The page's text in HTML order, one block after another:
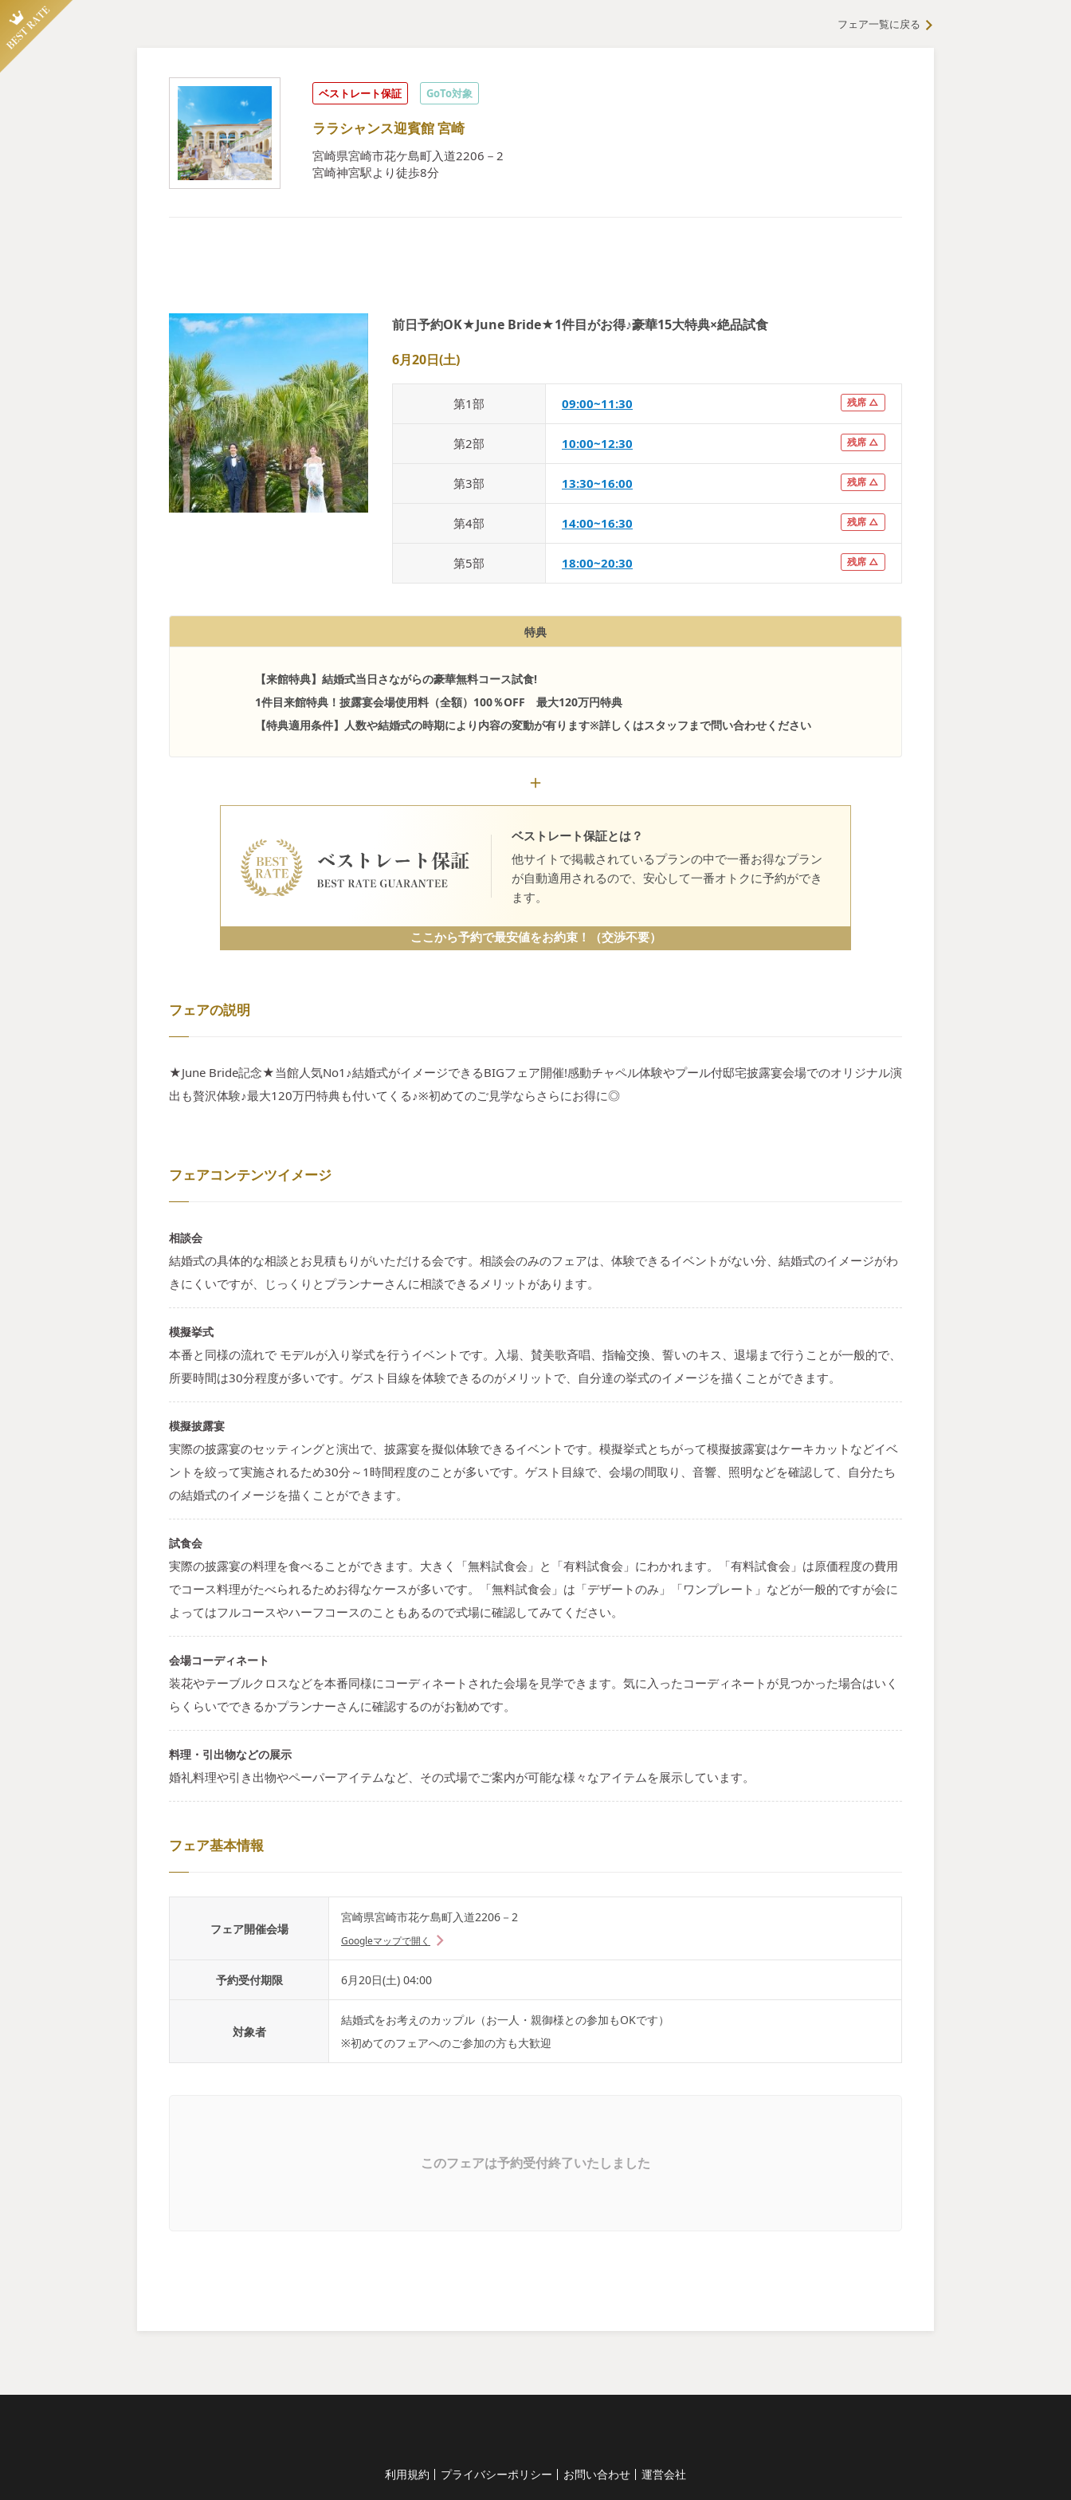
フェア一覧に戻る
ベストレート保証 GoTo対象
ララシャンス迎賓館 宮崎
宮崎県宮崎市花ケ島町入道2206－2
宮崎神宮駅より徒歩8分
前日予約OK★June Bride★1件目がお得♪豪華15大特典×絶品試食
6月20日(土)
第1部 09:00~11:30 残席 △
第2部 10:00~12:30 残席 △
第3部 13:30~16:00 残席 △
第4部 14:00~16:30 残席 △
第5部 18:00~20:30 残席 △
特典
【来館特典】結婚式当日さながらの豪華無料コース試食!
1件目来館特典！披露宴会場使用料（全額）100％OFF 最大120万円特典
【特典適用条件】人数や結婚式の時期により内容の変動が有ります※詳しくはスタッフまで問い合わせください
ベストレート保証とは？
他サイトで掲載されているプランの中で一番お得なプラン
が自動適用されるので、安心して一番オトクに予約ができ
ます。
ここから予約で最安値をお約束！（交渉不要）
フェアの説明
★June Bride記念★当館人気No1♪結婚式がイメージできるBIGフェア開催!感動チャペル体験やプール付邸宅披露宴会場でのオリジナル演
出も贅沢体験♪最大120万円特典も付いてくる♪※初めてのご見学ならさらにお得に◎
フェアコンテンツイメージ
相談会
結婚式の具体的な相談とお見積もりがいただける会です。相談会のみのフェアは、体験できるイベントがない分、結婚式のイメージがわ
きにくいですが、じっくりとプランナーさんに相談できるメリットがあります。
模擬挙式
本番と同様の流れで モデルが入り挙式を行うイベントです。入場、賛美歌斉唱、指輪交換、誓いのキス、退場まで行うことが一般的で、
所要時間は30分程度が多いです。ゲスト目線を体験できるのがメリットで、自分達の挙式のイメージを描くことができます。
模擬披露宴
実際の披露宴のセッティングと演出で、披露宴を擬似体験できるイベントです。模擬挙式とちがって模擬披露宴はケーキカットなどイベ
ントを絞って実施されるため30分～1時間程度のことが多いです。ゲスト目線で、会場の間取り、音響、照明などを確認して、自分たち
の結婚式のイメージを描くことができます。
試食会
実際の披露宴の料理を食べることができます。大きく「無料試食会」と「有料試食会」にわかれます。「有料試食会」は原価程度の費用
でコース料理がたべられるためお得なケースが多いです。「無料試食会」は「デザートのみ」「ワンプレート」などが一般的ですが会に
よってはフルコースやハーフコースのこともあるので式場に確認してみてください。
会場コーディネート
装花やテーブルクロスなどを本番同様にコーディネートされた会場を見学できます。気に入ったコーディネートが見つかった場合はいく
らくらいでできるかプランナーさんに確認するのがお勧めです。
料理・引出物などの展示
婚礼料理や引き出物やペーパーアイテムなど、その式場でご案内が可能な様々なアイテムを展示しています。
フェア基本情報
フェア開催会場
宮崎県宮崎市花ケ島町入道2206－2
Googleマップで開く
予約受付期限 6月20日(土) 04:00
対象者
結婚式をお考えのカップル（お一人・親御様との参加もOKです）
※初めてのフェアへのご参加の方も大歓迎
このフェアは予約受付終了いたしました
利用規約 プライバシーポリシー お問い合わせ 運営会社